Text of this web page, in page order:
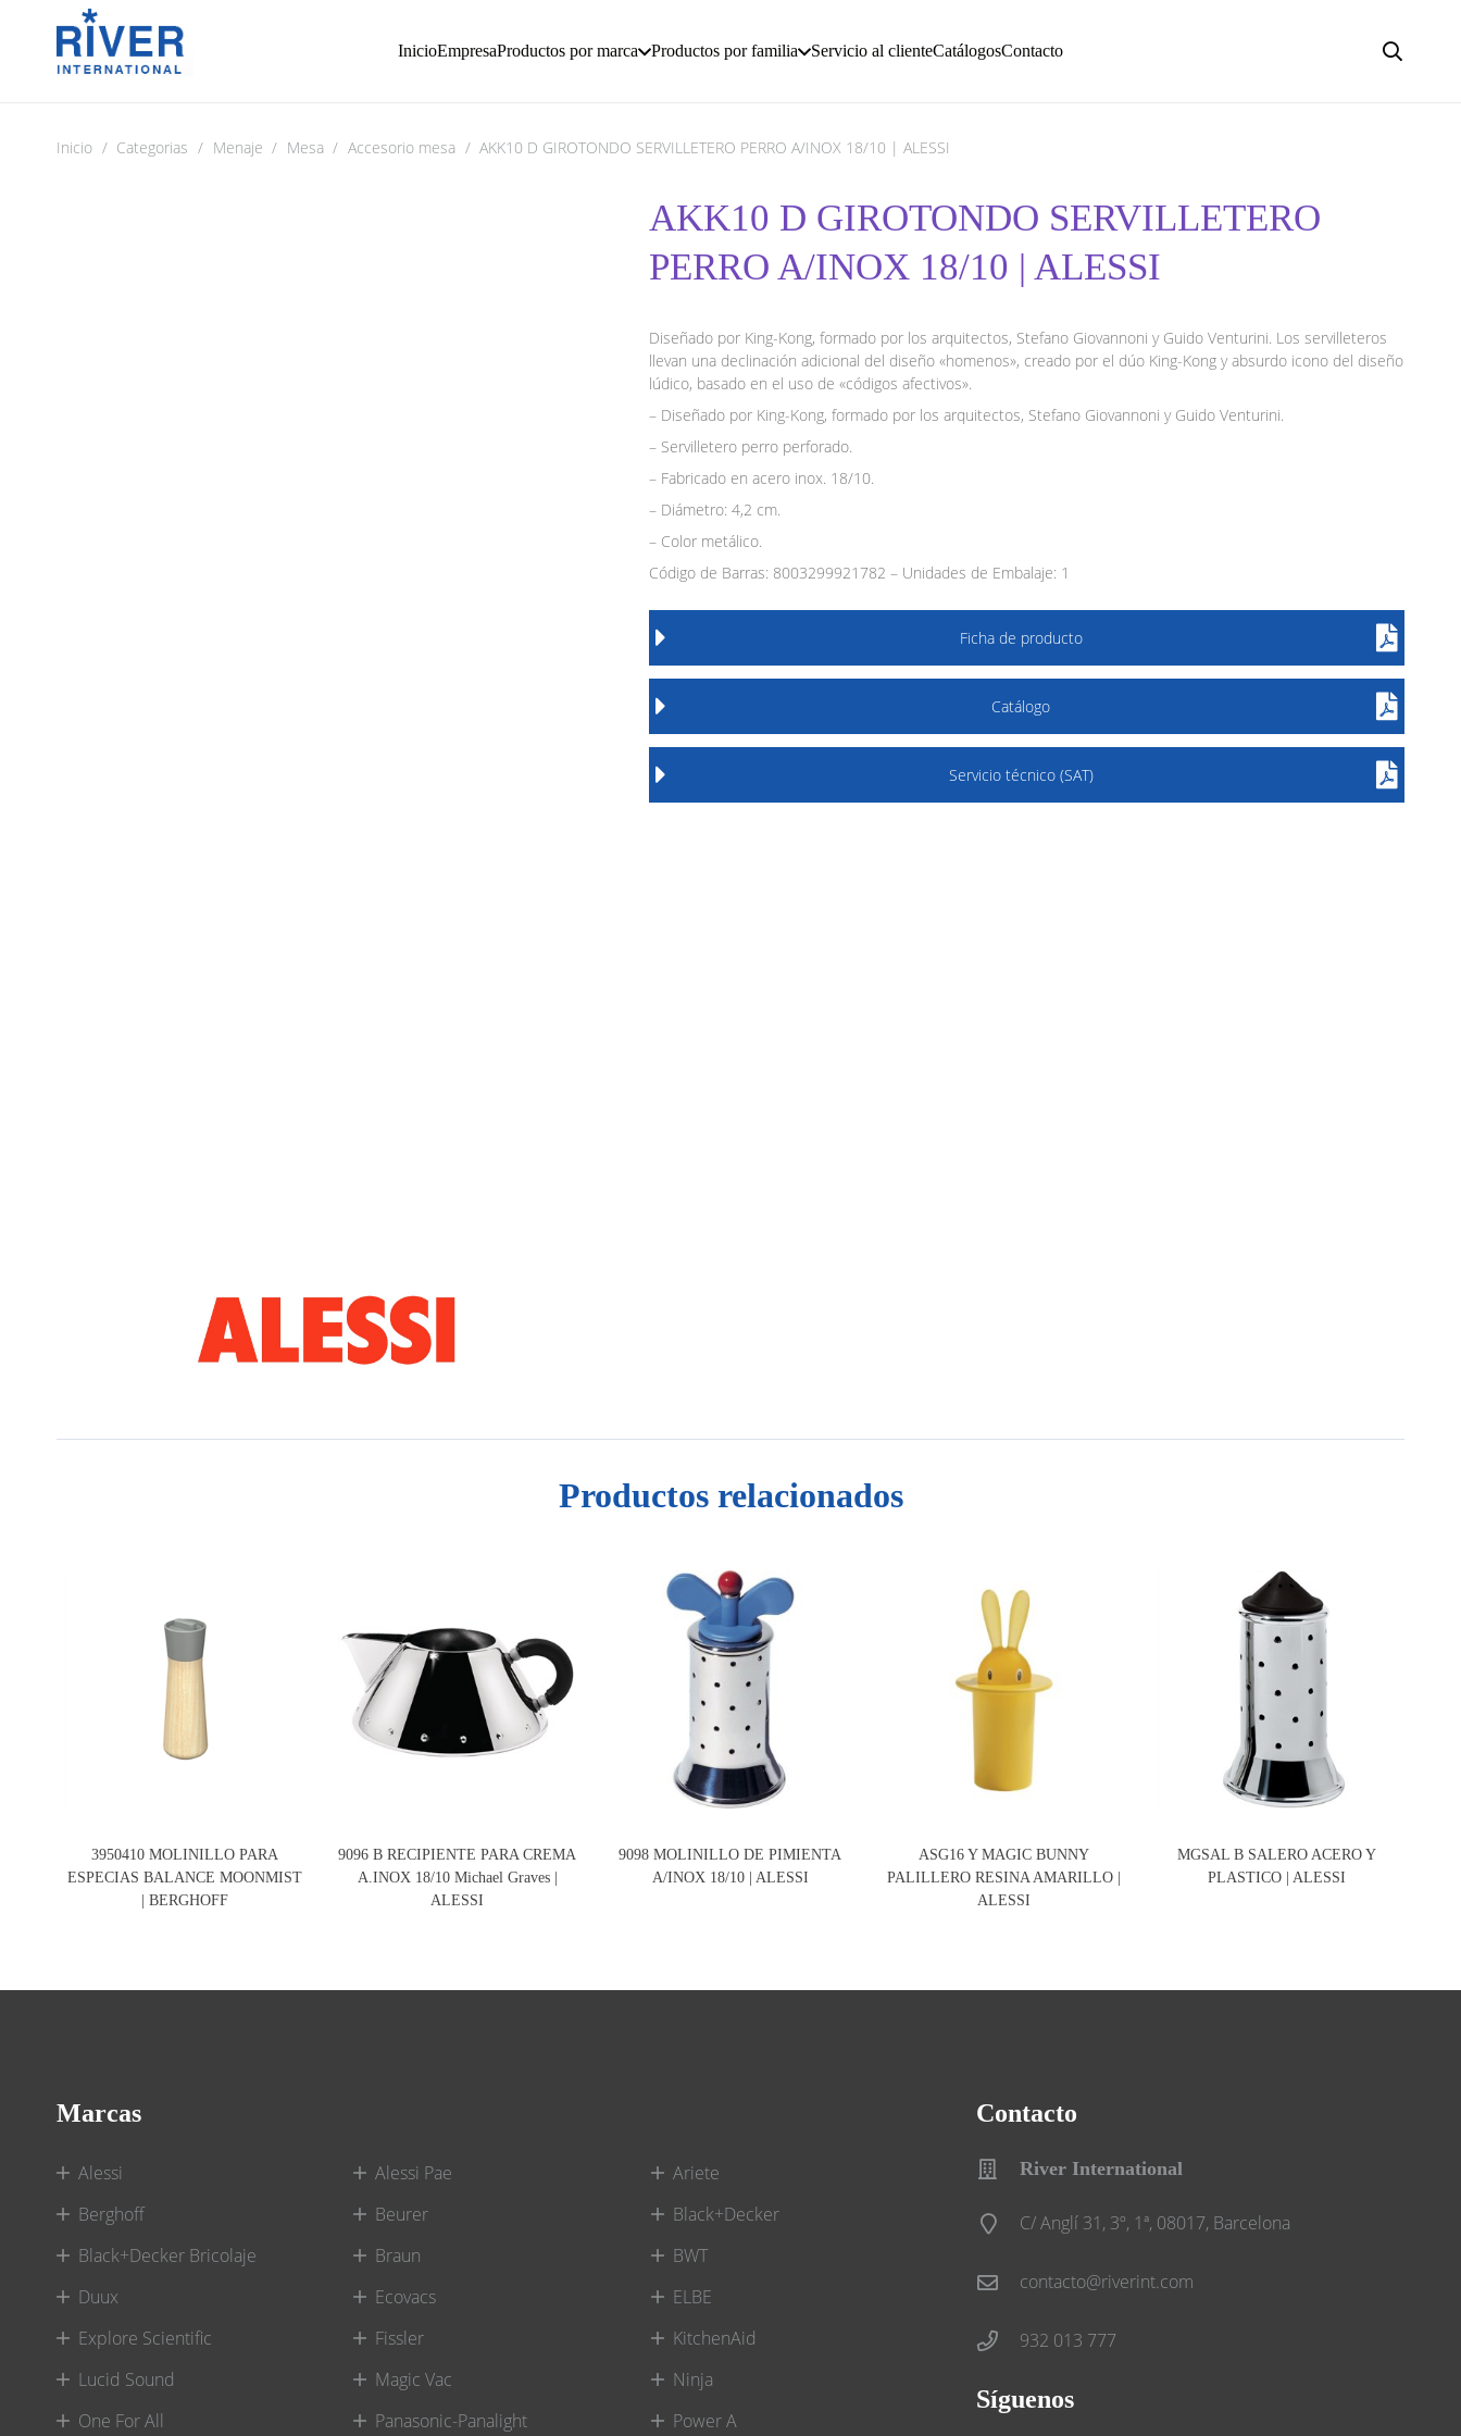
InicioEmpresaProductos por marca Productos por familia Servicio al clienteCatálogosContacto
Inicio / Categorias / Menaje / Mesa / Accesorio mesa / AKK10 D GIROTONDO SERVILLETERO PERRO A/INOX 18/10 | ALESSI
AKK10 D GIROTONDO SERVILLETERO
PERRO A/INOX 18/10 | ALESSI
Diseñado por King-Kong, formado por los arquitectos, Stefano Giovannoni y Guido Venturini. Los servilleteros
llevan una declinación adicional del diseño «homenos», creado por el dúo King-Kong y absurdo icono del diseño
lúdico, basado en el uso de «códigos afectivos».
– Diseñado por King-Kong, formado por los arquitectos, Stefano Giovannoni y Guido Venturini.
– Servilletero perro perforado.
– Fabricado en acero inox. 18/10.
– Diámetro: 4,2 cm.
– Color metálico.
Código de Barras: 8003299921782 – Unidades de Embalaje: 1
Ficha de producto
Catálogo
Servicio técnico (SAT)
Productos relacionados
3950410 MOLINILLO PARA
ESPECIAS BALANCE MOONMIST
| BERGHOFF
9096 B RECIPIENTE PARA CREMA
A.INOX 18/10 Michael Graves |
ALESSI
9098 MOLINILLO DE PIMIENTA
A/INOX 18/10 | ALESSI
ASG16 Y MAGIC BUNNY
PALILLERO RESINA AMARILLO |
ALESSI
MGSAL B SALERO ACERO Y
PLASTICO | ALESSI
Marcas
Alessi Alessi Pae
Ariete
Berghoff
Beurer
Black+Decker
Black+Decker Bricolaje
Braun
BWT
Duux
Ecovacs
ELBE
Explore Scientific
Fissler
KitchenAid
Lucid Sound
Magic Vac
Ninja
One For All
Panasonic-Panalight Power A
Contacto
River International
C/ Anglí 31, 3º, 1ª, 08017, Barcelona
contacto@riverint.com
932 013 777
Síguenos